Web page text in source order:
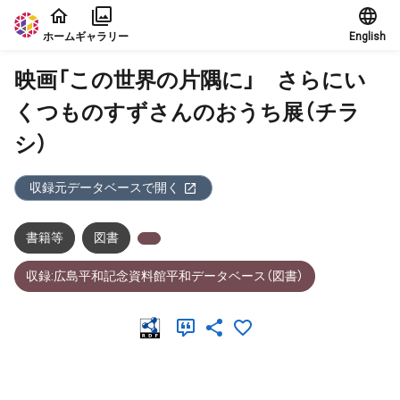
本文に飛ぶ
ホームギャラリー English
映画「この世界の片隅に」 さらにい
くつものすずさんのおうち展（チラ
シ）
収録元データベースで開く
書籍等 図書
収録:広島平和記念資料館平和データベース（図書）